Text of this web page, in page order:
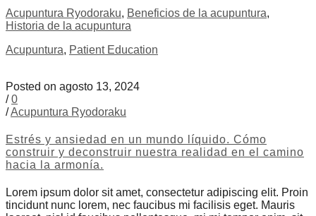
Acupuntura Ryodoraku, Beneficios de la acupuntura,
Historia de la acupuntura
Acupuntura, Patient Education
Posted on agosto 13, 2024
/0
/Acupuntura Ryodoraku
Estrés y ansiedad en un mundo líquido. Cómo
construir y deconstruir nuestra realidad en el camino
hacia la armonía.
Lorem ipsum dolor sit amet, consectetur adipiscing elit. Proin
tincidunt nunc lorem, nec faucibus mi facilisis eget. Mauris